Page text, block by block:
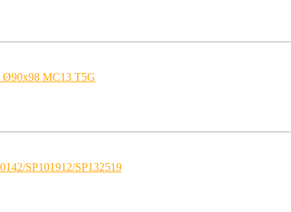
Ø90x98 MC13 T5G
SP101912/SP132519